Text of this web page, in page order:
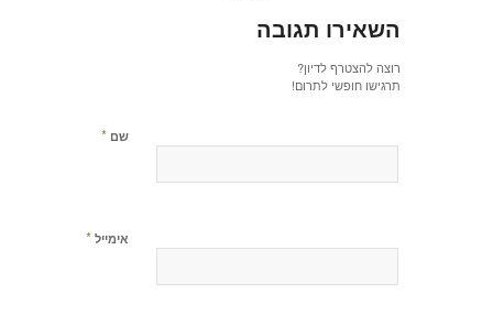
השאירו תגובה
רוצה להצטרף לדיון?
תרגישו חופשי לתרום!
שם *
אימייל *